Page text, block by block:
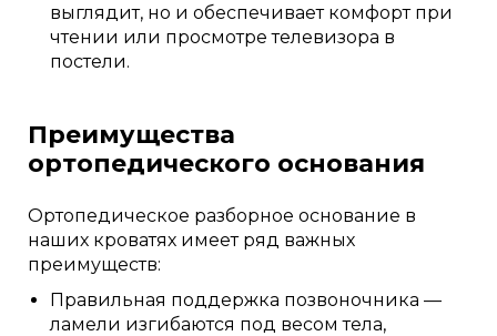
выглядит, но и обеспечивает комфорт при
чтении или просмотре телевизора в
постели.
Преимущества
ортопедического основания
Ортопедическое разборное основание в
наших кроватях имеет ряд важных
преимуществ:
Правильная поддержка позвоночника —
ламели изгибаются под весом тела,